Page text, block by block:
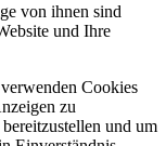
von ihnen sind
und Ihre
Cookies
zu
und um